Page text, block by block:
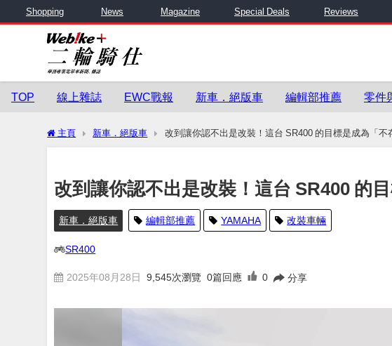
Shopping News Magazine Special Deals Reviews
TOP 線上雜誌 EWC戰報 新車．絕版車 編輯部推薦 零件
主頁 新車．絕版車 改到讓你認不出是改裝！這台 SR400 的目標是成為「不
改到讓你認不出是改裝！這台 SR400 的
新車．絕版車 編輯部推薦 YAMAHA 改裝車輛
SR400
2025年08月28日 9,545次瀏覽 0篇回應 0 分享